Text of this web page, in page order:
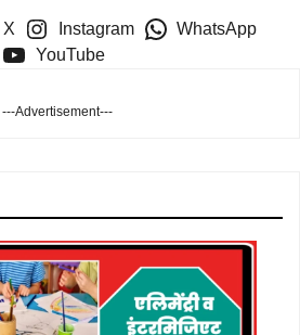
X Instagram
WhatsApp
YouTube
---Advertisement---